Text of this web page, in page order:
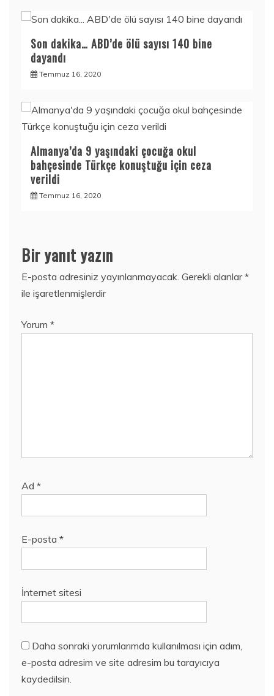
Son dakika… ABD’de ölü sayısı 140 bine
dayandı
Temmuz 16, 2020
Almanya’da 9 yaşındaki çocuğa okul
bahçesinde Türkçe konuştuğu için ceza
verildi
Temmuz 16, 2020
Bir yanıt yazın
E-posta adresiniz yayınlanmayacak. Gerekli alanlar*
ile işaretlenmişlerdir
Yorum *
Ad *
E-posta *
İnternet sitesi
Daha sonraki yorumlarımda kullanılması için adım,
e-posta adresim ve site adresim bu tarayıcıya
kaydedilsin.